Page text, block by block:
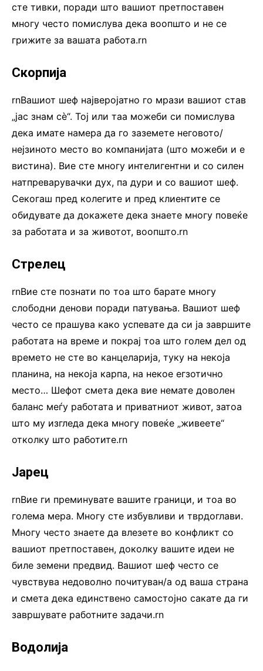
сте тивки, поради што вашиот претпоставен
многу често помислува дека воопшто и не се
грижите за вашата работа.rn
Скорпија
rnВашиот шеф најверојатно го мрази вашиот став
„јас знам сè“. Тој или таа можеби си помислува
дека имате намера да го заземете неговото/
нејзиното место во компанијата (што можеби и е
вистина). Вие сте многу интелигентни и со силен
натпреварувачки дух, па дури и со вашиот шеф.
Секогаш пред колегите и пред клиентите се
обидувате да докажете дека знаете многу повеќе
за работата и за животот, воопшто.rn
Стрелец
rnВие сте познати по тоа што барате многу
слободни денови поради патувања. Вашиот шеф
често се прашува како успевате да си ја завршите
работата на време и покрај тоа што голем дел од
времето не сте во канцеларија, туку на некоја
планина, на некоја карпа, на некое егзотично
место… Шефот смета дека вие немате доволен
баланс меѓу работата и приватниот живот, затоа
што му изгледа дека многу повеќе „живеете“
отколку што работите.rn
Јарец
rnВие ги преминувате вашите граници, и тоа во
голема мера. Многу сте избувливи и тврдоглави.
Многу често знаете да влезете во конфликт со
вашиот претпоставен, доколку вашите идеи не
биле земени предвид. Вашиот шеф често се
чувствува недоволно почитуван/а од ваша страна
и смета дека единствено самостојно сакате да ги
завршувате работните задачи.rn
Водолија